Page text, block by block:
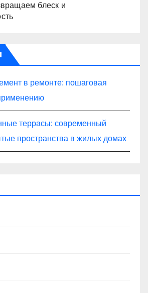
блеск и
в ремонте: пошаговая
террасы: современный
пространства в жилых домах